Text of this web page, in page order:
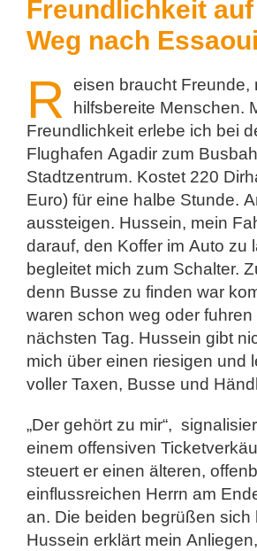
Freundlichkeit
Weg nach
R
eisen braucht Freunde,
hilfsbereite Menschen.
Freundlichkeit erlebe ich bei
Flughafen Agadir zum
Stadtzentrum. Kostet 220
Euro) für eine halbe Stunde.
aussteigen. Hussein, mein
darauf, den Koffer im Auto zu
begleitet mich zum Schalter.
denn Busse zu finden war
waren schon weg oder fuhren
nächsten Tag. Hussein gibt
mich über einen riesigen und
voller Taxen, Busse und
„Der gehört zu mir“,
einem offensiven
steuert er einen älteren,
einflussreichen Herrn am
an. Die beiden begrüßen sich
Hussein erklärt mein